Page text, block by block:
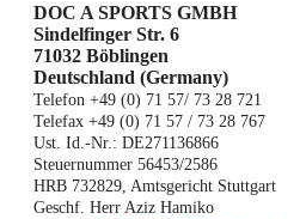
DOC A SPORTS GMBH
Sindelfinger Str. 6
71032 Böblingen
Deutschland (Germany)
Telefon +49 (0) 71 57/ 73 28 721
Telefax +49 (0) 71 57 / 73 28 767
Ust. Id.-Nr.: DE271136866
Steuernummer 56453/2586
HRB 732829, Amtsgericht Stuttgart
Geschf. Herr Aziz Hamiko